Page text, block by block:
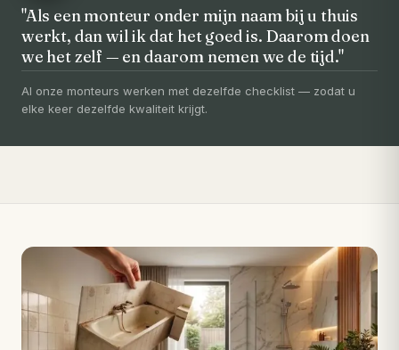
"Als een monteur onder mijn naam bij u thuis
werkt, dan wil ik dat het goed is. Daarom doen
we het zelf — en daarom nemen we de tijd."
Al onze monteurs werken met dezelfde checklist — zodat u
elke keer dezelfde kwaliteit krijgt.
VOORHEEN → NA
Uw badkamer, volledig vernieuwd in
3-5 dagen
levertijd van slechts 4 weken.